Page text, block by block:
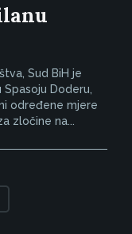
Sud BiH je
Doderu,
određene mjere
zločine na...